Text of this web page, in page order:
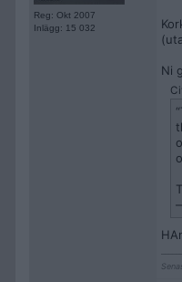
Reg: Okt 2007
Inlägg: 15 032
Ni